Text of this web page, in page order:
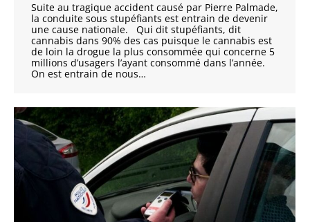
Suite au tragique accident causé par Pierre Palmade,
la conduite sous stupéfiants est entrain de devenir
une cause nationale. Qui dit stupéfiants, dit
cannabis dans 90% des cas puisque le cannabis est
de loin la drogue la plus consommée qui concerne 5
millions d’usagers l’ayant consommé dans l’année.
On est entrain de nous…